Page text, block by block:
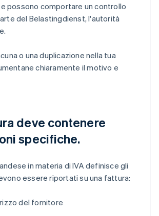
possono comportare un controllo
del Belastingdienst, l'autorità
o una duplicazione nella tua
chiaramente il motivo e
deve contenere
specifiche.
in materia di IVA definisce gli
essere riportati su una fattura:
del fornitore